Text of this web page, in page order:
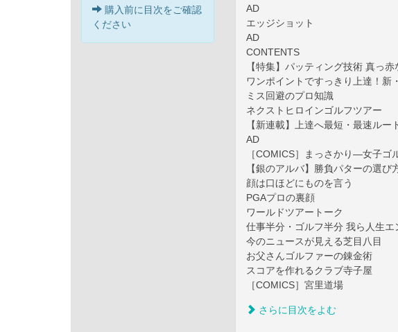
購入前に目次をご確認
ください
AD
エッジショット
AD
CONTENTS
【特集】パッティング技術 真っ赤
ワンポイントですっきり上達！新
ミス回避のプロ知識
ネクストヒロインゴルフツアー
【新連載】上達へ最短・最速ルー
AD
［COMICS］まっさかり―女子
【銀のアルバ】勝負パターの選び
顔は口ほどにものを言う
PGAプロの裏顔
ワールドツアートーク
仕事半分・ゴルフ半分 我ら人生エ
今のニュースが見える芝目八目
お父さんゴルファーの錬金術
スコアを作れるクラブ寺子屋
［COMICS］宮里道場
さらに目次をよむ